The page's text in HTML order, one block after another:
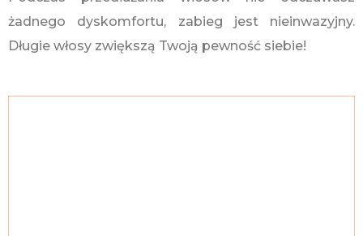
żadnego dyskomfortu, zabieg jest nieinwazyjny.
Długie włosy zwiększą Twoją pewność siebie!